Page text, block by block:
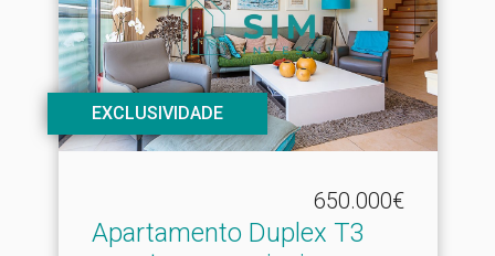
EXCLUSIVIDADE
650.000€
Apartamento Duplex T3